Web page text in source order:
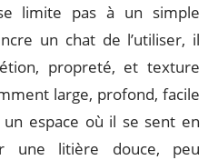
limite pas à un simple
un chat de l’utiliser, il
propreté, et texture
large, profond, facile
un espace où il se sent en
une litière douce, peu